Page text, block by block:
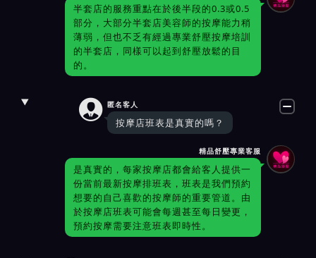
半套店的服務重點在於後半段的0.3或0.5
部分，大部分半套店美容師的按摩能力稍
薄弱，但也不乏有經過專業舒壓按摩培訓
的半套店，同樣可以起到舒壓放鬆的目
的。
 匿名客人
按摩店班表是真實的嗎？
精品舒壓專業客服
是真實的，每家按摩店都會給客人提供一
份當前最新按摩排班表，班表是我們預約
想要的自己喜歡的按摩師的重要管道。由
於按摩店班表可能會每週甚至每日變更，
預約按摩需要注意班表即時性。